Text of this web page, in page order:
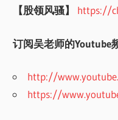
【股领风骚】
https://
订阅吴老师的Youtube
http://
https://